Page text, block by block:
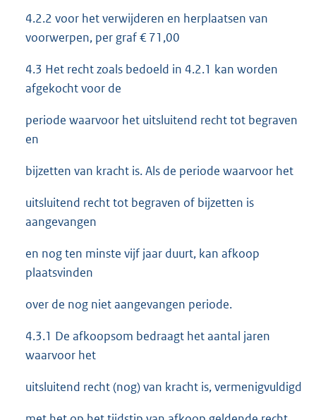
4.2.2 voor het verwijderen en herplaatsen van
voorwerpen, per graf € 71,00
4.3 Het recht zoals bedoeld in 4.2.1 kan worden
afgekocht voor de
periode waarvoor het uitsluitend recht tot begraven
en
bijzetten van kracht is. Als de periode waarvoor het
uitsluitend recht tot begraven of bijzetten is
aangevangen
en nog ten minste vijf jaar duurt, kan afkoop
plaatsvinden
over de nog niet aangevangen periode.
4.3.1 De afkoopsom bedraagt het aantal jaren
waarvoor het
uitsluitend recht (nog) van kracht is, vermenigvuldigd